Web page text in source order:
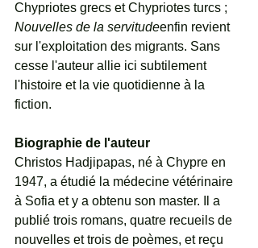
Chypriotes grecs et Chypriotes turcs ;
Nouvelles de la servitudeenfin revient
sur l'exploitation des migrants. Sans
cesse l'auteur allie ici subtilement
l'histoire et la vie quotidienne à la
fiction.
Biographie de l'auteur
Christos Hadjipapas, né à Chypre en
1947, a étudié la médecine vétérinaire
à Sofia et y a obtenu son master. Il a
publié trois romans, quatre recueils de
nouvelles et trois de poèmes, et reçu